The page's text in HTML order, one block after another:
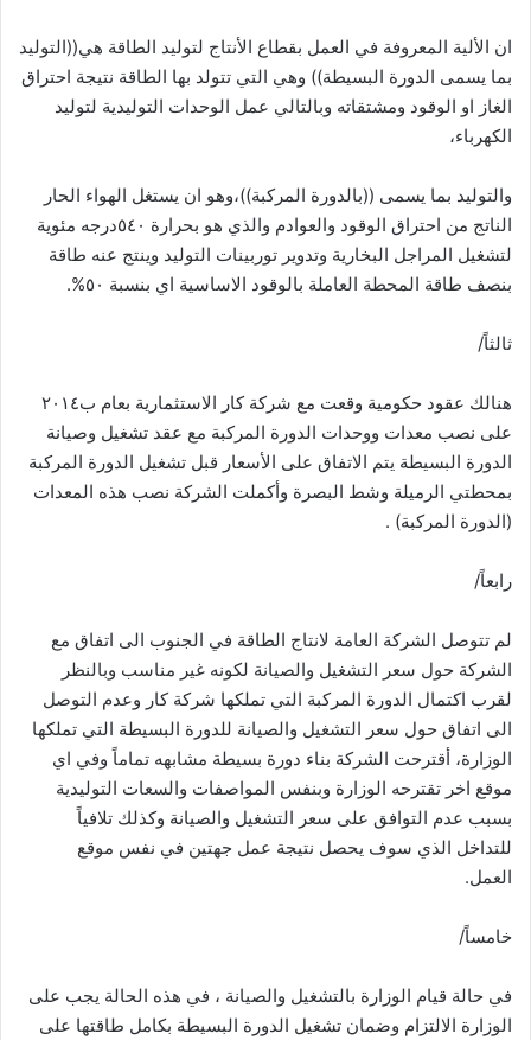
ان الألية المعروفة في العمل بقطاع الأنتاج لتوليد الطاقة هي((التوليد
بما يسمى الدورة البسيطة)) وهي التي تتولد بها الطاقة نتيجة احتراق
الغاز او الوقود ومشتقاته وبالتالي عمل الوحدات التوليدية لتوليد
الكهرباء،
والتوليد بما يسمى ((بالدورة المركبة))،وهو ان يستغل الهواء الحار
الناتج من احتراق الوقود والعوادم والذي هو بحرارة ٥٤٠درجه مئوية
لتشغيل المراجل البخارية وتدوير توربينات التوليد وينتج عنه طاقة
بنصف طاقة المحطة العاملة بالوقود الاساسية اي بنسبة ٥٠%.
ثالثاً/
هنالك عقود حكومية وقعت مع شركة كار الاستثمارية بعام ب٢٠١٤
على نصب معدات ووحدات الدورة المركبة مع عقد تشغيل وصيانة
الدورة البسيطة يتم الاتفاق على الأسعار قبل تشغيل الدورة المركبة
بمحطتي الرميلة وشط البصرة وأكملت الشركة نصب هذه المعدات
(الدورة المركبة) .
رابعاً/
لم تتوصل الشركة العامة لانتاج الطاقة في الجنوب الى اتفاق مع
الشركة حول سعر التشغيل والصيانة لكونه غير مناسب وبالنظر
لقرب اكتمال الدورة المركبة التي تملكها شركة كار وعدم التوصل
الى اتفاق حول سعر التشغيل والصيانة للدورة البسيطة التي تملكها
الوزارة، أقترحت الشركة بناء دورة بسيطة مشابهه تماماً وفي اي
موقع اخر تقترحه الوزارة وبنفس المواصفات والسعات التوليدية
بسبب عدم التوافق على سعر التشغيل والصيانة وكذلك تلافياً
للتداخل الذي سوف يحصل نتيجة عمل جهتين في نفس موقع
العمل.
خامساً/
في حالة قيام الوزارة بالتشغيل والصيانة ، في هذه الحالة يجب على
الوزارة الالتزام وضمان تشغيل الدورة البسيطة بكامل طاقتها على